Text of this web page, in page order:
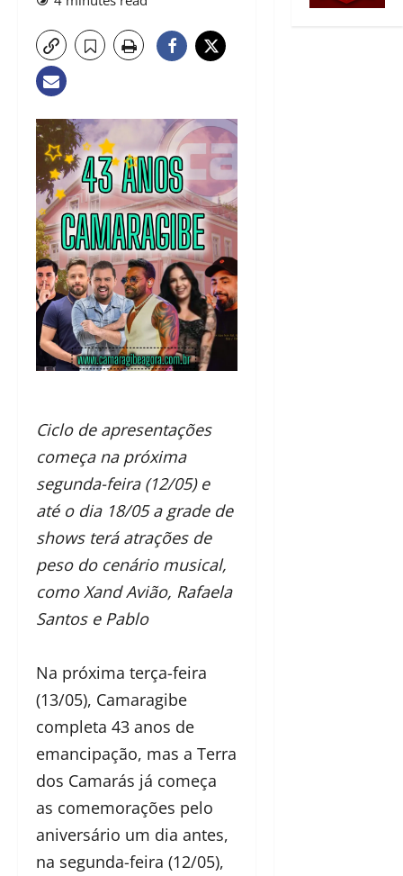
Ciclo de apresentações
começa na próxima
segunda-feira (12/05) e
até o dia 18/05 a grade de
shows terá atrações de
peso do cenário musical,
como Xand Avião, Rafaela
Santos e Pablo
Na próxima terça-feira
(13/05), Camaragibe
completa 43 anos de
emancipação, mas a Terra
dos Camarás já começa
as comemorações pelo
aniversário um dia antes,
na segunda-feira (12/05),